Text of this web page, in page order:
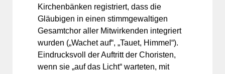
Kirchenbänken registriert, dass die
Gläubigen in einen stimmgewaltigen
Gesamtchor aller Mitwirkenden integriert
wurden („Wachet auf“, „Tauet, Himmel“).
Eindrucksvoll der Auftritt der Choristen,
wenn sie „auf das Licht“ warteten, mit